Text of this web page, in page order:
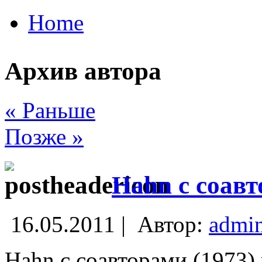
Home
Архив автора
« Раньше
Позже »
Hahn с
16.05.2011 | Автор: